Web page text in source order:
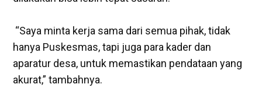
‎ “Saya minta kerja sama dari semua pihak, tidak
hanya Puskesmas, tapi juga para kader dan
aparatur desa, untuk memastikan pendataan yang
akurat,” tambahnya.